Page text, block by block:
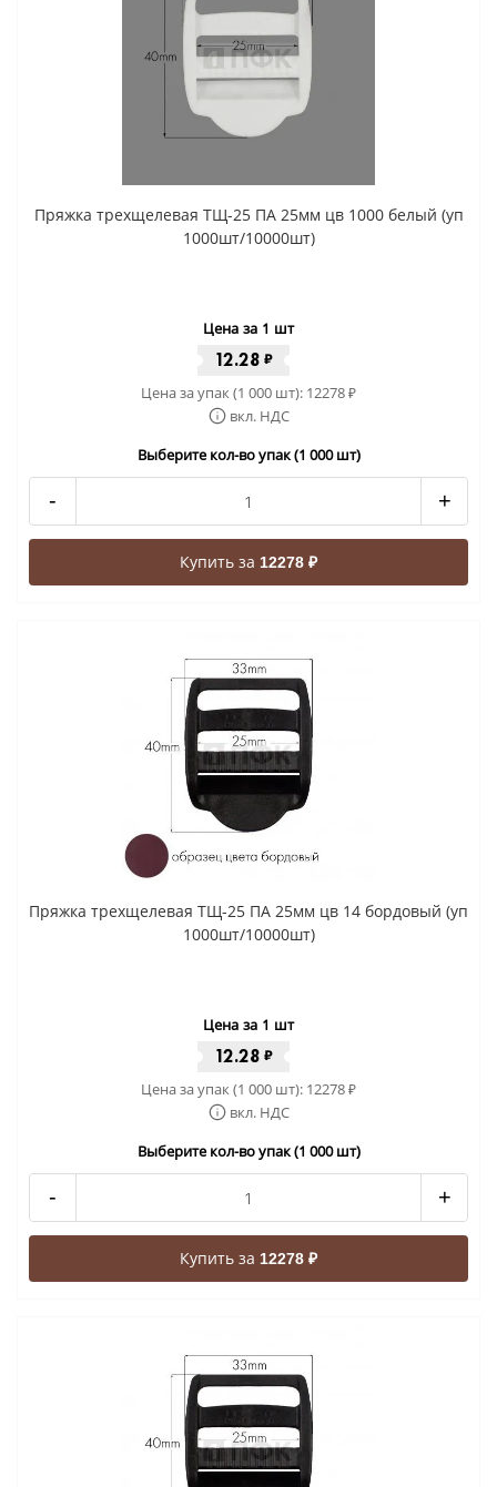
Пряжка трехщелевая ТЩ-25 ПА 25мм цв 1000 белый (уп
1000шт/10000шт)
Цена за 1 шт
12.28 ₽
Цена за упак (1 000 шт): 12278₽
вкл. НДС
Выберите кол-во упак (1 000 шт)
- +
Купить за 12278 ₽
Пряжка трехщелевая ТЩ-25 ПА 25мм цв 14 бордовый (уп
1000шт/10000шт)
Цена за 1 шт
12.28 ₽
Цена за упак (1 000 шт): 12278₽
вкл. НДС
Выберите кол-во упак (1 000 шт)
- +
Купить за 12278 ₽